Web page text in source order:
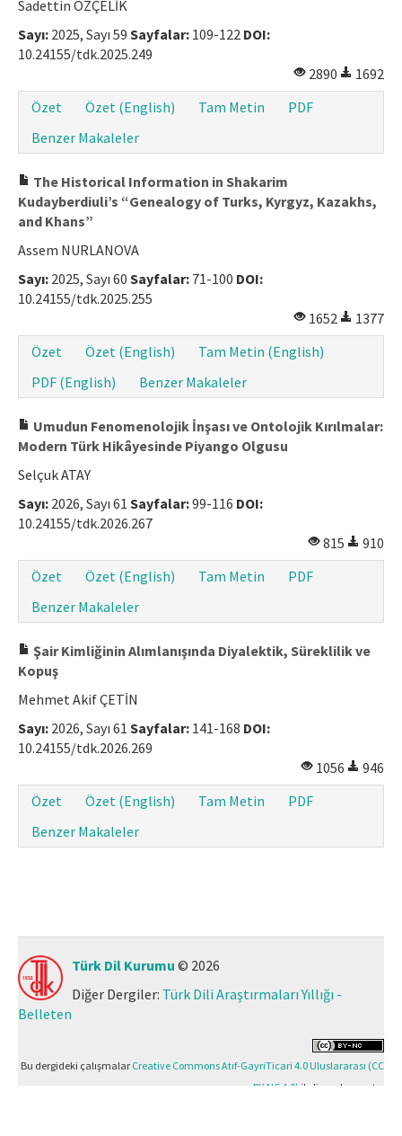
Sadettin ÖZÇELİK
Sayı: 2025, Sayı 59 Sayfalar: 109-122 DOI:
10.24155/tdk.2025.249
2890
1692
Özet
Özet (English) Tam Metin
PDF
Benzer Makaleler
The Historical Information in Shakarim
Kudayberdiuli’s “Genealogy of Turks, Kyrgyz, Kazakhs,
and Khans”
Assem NURLANOVA
Sayı: 2025, Sayı 60 Sayfalar: 71-100 DOI:
10.24155/tdk.2025.255
1652
1377
Özet
Özet (English)
Tam Metin (English)
PDF (English)
Benzer Makaleler
Umudun Fenomenolojik İnşası ve Ontolojik Kırılmalar:
Modern Türk Hikâyesinde Piyango Olgusu
Selçuk ATAY
Sayı: 2026, Sayı 61 Sayfalar:99-116 DOI:
10.24155/tdk.2026.267
815
910
Özet
Özet (English) Tam Metin
PDF
Benzer Makaleler
Şair Kimliğinin Alımlanışında Diyalektik, Süreklilik ve
Kopuş
Mehmet Akif ÇETİN
Sayı: 2026, Sayı 61 Sayfalar: 141-168 DOI:
10.24155/tdk.2026.269
1056
946
Özet
Özet (English) Tam Metin
PDF
Benzer Makaleler
Türk Dil Kurumu © 2026
Diğer Dergiler: Türk Dili Araştırmaları Yıllığı -
Belleten
Bu dergideki çalışmalar Creative Commons Atıf-GayriTicari 4.0 Uluslararası (CC
BY-NC 4.0) ile lisanslanmıştır.